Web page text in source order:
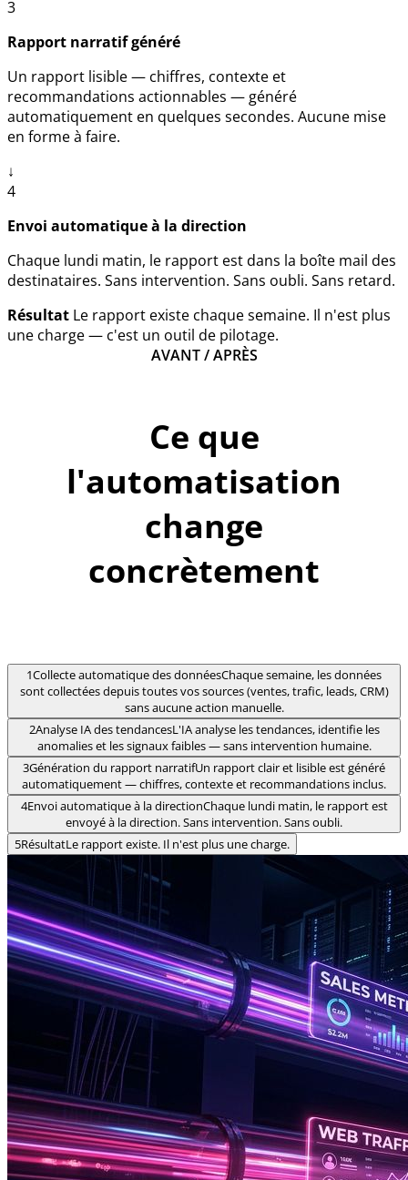
3
Rapport narratif généré
Un rapport lisible — chiffres, contexte et
recommandations actionnables — généré
automatiquement en quelques secondes. Aucune mise
en forme à faire.
↓
4
Envoi automatique à la direction
Chaque lundi matin, le rapport est dans la boîte mail des
destinataires. Sans intervention. Sans oubli. Sans retard.
Résultat Le rapport existe chaque semaine. Il n'est plus
une charge — c'est un outil de pilotage.
AVANT / APRÈS
Ce que
l'automatisation
change
concrètement
1Collecte automatique des donnéesChaque semaine, les données
sont collectées depuis toutes vos sources (ventes, trafic, leads, CRM)
sans aucune action manuelle.
2Analyse IA des tendancesL'IA analyse les tendances, identifie les
anomalies et les signaux faibles — sans intervention humaine.
3Génération du rapport narratifUn rapport clair et lisible est généré
automatiquement — chiffres, contexte et recommandations inclus.
4Envoi automatique à la directionChaque lundi matin, le rapport est
envoyé à la direction. Sans intervention. Sans oubli.
5RésultatLe rapport existe. Il n'est plus une charge.